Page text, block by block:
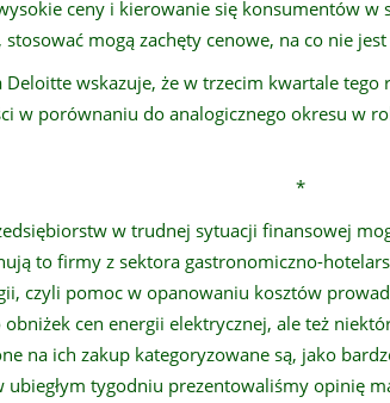
ceny i kierowanie się konsumentów w
mogą zachęty cenowe, na co nie
Deloitte wskazuje, że w trzecim kwartale tego
w porównaniu do analogicznego okresu w
*
w trudnej sytuacji finansowej
to firmy z sektora gastronomiczno-
czyli pomoc w opanowaniu kosztów
cen energii elektrycznej, ale też
na ich zakup kategoryzowane są, jako
ubiegłym tygodniu prezentowaliśmy opinię